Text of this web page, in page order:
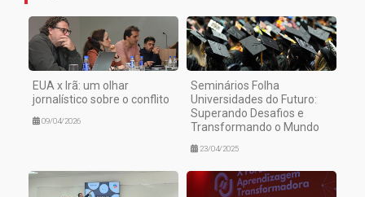
EUA x Irã: um olhar
jornalístico sobre o conflito
09/04/2026
Seminários Folha
Universidades do Futuro:
Superando Desafios e
Transformando o Mundo
23/04/2025